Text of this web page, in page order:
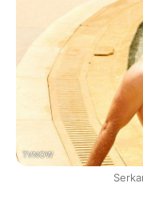
TVNOW